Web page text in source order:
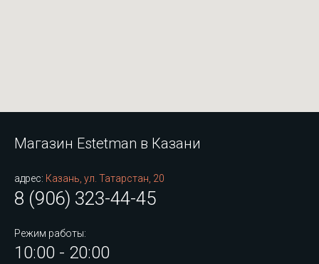
Магазин Estetman в Казани
адрес: Казань, ул. Татарстан, 20
8 (906) 323-44-45
Режим работы:
10:00 - 20:00